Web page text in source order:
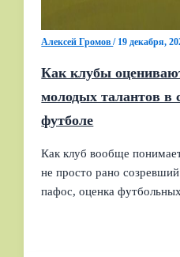
Алексей Громов/ 19 декабря,
Как клубы
молодых талантов в
футболе
Как клуб вообще
не просто рано
пафос, оценка